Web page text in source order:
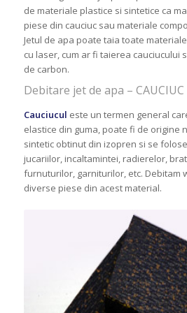
de materiale plastice si sintetice ca
piese din cauciuc sau materiale
Jetul de apa poate taia toate
cu laser, cum ar fi taierea cauciucului
de carbon.
Debitare jet de apa – CAUCIUC
Cauciucul este un termen general
elastice din guma, poate fi de origine
sintetic obtinut din izopren si se
jucariilor, incaltamintei, radierelor,
furnuturilor, garniturilor, etc. Debitam
diverse piese din acest material.